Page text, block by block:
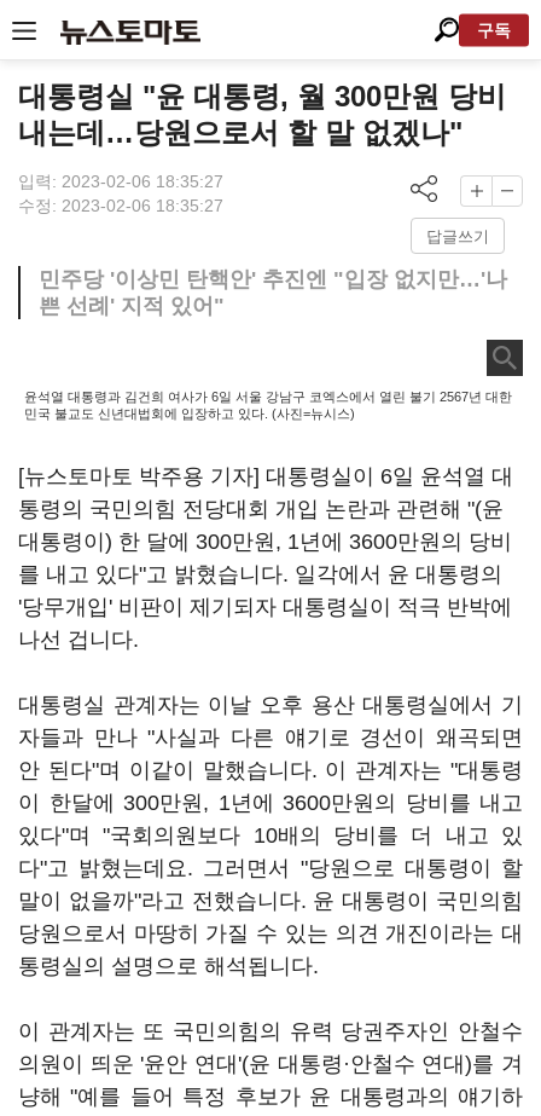
구독
대통령실 "윤 대통령, 월 300만원 당비
내는데…당원으로서 할 말 없겠나"
입력: 2023-02-06 18:35:27
수정: 2023-02-06 18:35:27
답글쓰기
민주당 '이상민 탄핵안' 추진엔 "입장 없지만…'나
쁜 선례' 지적 있어"
윤석열 대통령과 김건희 여사가 6일 서울 강남구 코엑스에서 열린 불기 2567년 대한
민국 불교도 신년대법회에 입장하고 있다. (사진=뉴시스)
[뉴스토마토 박주용 기자] 대통령실이 6일 윤석열 대
통령의 국민의힘 전당대회 개입 논란과 관련해 "(윤
대통령이) 한 달에 300만원, 1년에 3600만원의 당비
를 내고 있다"고 밝혔습니다. 일각에서 윤 대통령의
'당무개입' 비판이 제기되자 대통령실이 적극 반박에
나선 겁니다.
대통령실 관계자는 이날 오후 용산 대통령실에서 기
자들과 만나 "사실과 다른 얘기로 경선이 왜곡되면
안 된다"며 이같이 말했습니다. 이 관계자는 "대통령
이 한달에 300만원, 1년에 3600만원의 당비를 내고
있다"며 "국회의원보다 10배의 당비를 더 내고 있
다"고 밝혔는데요. 그러면서 "당원으로 대통령이 할
말이 없을까"라고 전했습니다. 윤 대통령이 국민의힘
당원으로서 마땅히 가질 수 있는 의견 개진이라는 대
통령실의 설명으로 해석됩니다.
이 관계자는 또 국민의힘의 유력 당권주자인 안철수
의원이 띄운 '윤안 연대'(윤 대통령·안철수 연대)를 겨
냥해 "예를 들어 특정 후보가 윤 대통령과의 얘기하